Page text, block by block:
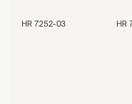
HR 7252-03 HR